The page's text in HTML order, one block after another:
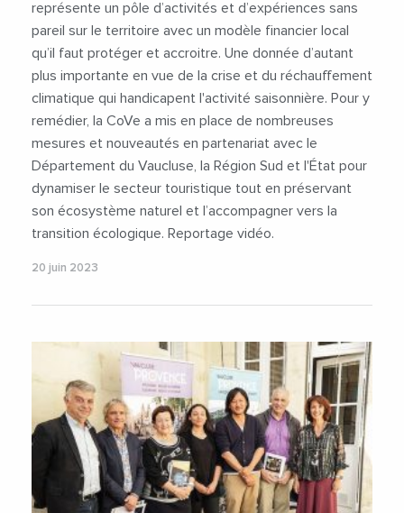
représente un pôle d’activités et d’expériences sans
pareil sur le territoire avec un modèle financier local
qu’il faut protéger et accroitre. Une donnée d’autant
plus importante en vue de la crise et du réchauffement
climatique qui handicapent l'activité saisonnière. Pour y
remédier, la CoVe a mis en place de nombreuses
mesures et nouveautés en partenariat avec le
Département du Vaucluse, la Région Sud et l'État pour
dynamiser le secteur touristique tout en préservant
son écosystème naturel et l’accompagner vers la
transition écologique. Reportage vidéo.
20 juin 2023